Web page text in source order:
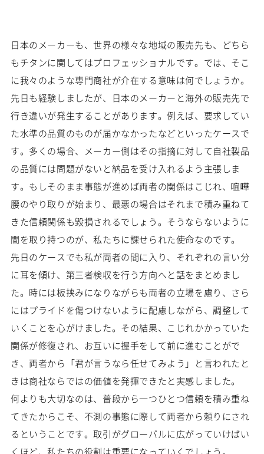
日本のメーカーも、世界の様々な地域の販売先も、どちら
もチタンに関してはプロフェッショナルです。では、そこ
に我々のような専門商社が介在する意味は何でしょうか。
先日も経験しましたが、日本のメーカーと海外の販売先で
行き違いが発生することがあります。例えば、要求してい
た水準の品質のものが届かなかったなどといったケースで
す。多くの場合、メーカー側はその指摘に対して自社製品
の品質には問題がないと納品を受け入れるよう主張しま
す。もしそのまま事態が進めば両者の関係はこじれ、喧嘩
腰のやり取りが始まり、最悪の場合はそれまで積み重ねて
きた信頼関係も毀損されるでしょう。そうならないように
間を取り持つのが、私たちに課せられた使命なのです。
先日のケースでも私が両者の間に入り、それぞれの言い分
に耳を傾け、第三者検収を行う方向へと話をまとめまし
た。時には板挟みになりながらも両者の立場を慮り、さら
にはプライドを傷つけないように配慮しながら、調整して
いくことを心がけました。その結果、こじれかかっていた
関係が修復され、お互いに握手をして前に進むことがで
き、両者から「君が言うなら任せてみよう」と言われたと
きは商社ならではの価値を発揮できたと実感しました。
何よりも大切なのは、普段から一つひとつ信頼を積み重ね
てきたからこそ、不測の事態に際して両者から頼りにされ
るということです。取引がグローバルに広がっていけばい
くほど、私たちの役割は重要になっていくでしょう。